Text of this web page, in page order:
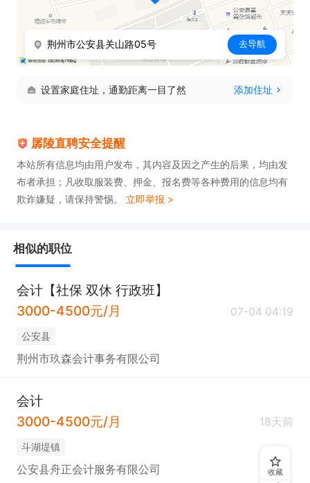
荆州市公安县关山路05号 去导航
设置家庭住址，通勤距离一目了然 添加住址
孱陵直聘安全提醒
本站所有信息均由用户发布，其内容及因之产生的后果，均由发
布者承担；凡收取服装费、押金、报名费等各种费用的信息均有
欺诈嫌疑，请保持警惕。 立即举报 >
相似的职位
会计【社保 双休 行政班】
3000-4500元/月
07-04 04:19
公安县
荆州市玖森会计事务有限公司
会计
3000-4500元/月
18天前
斗湖堤镇
公安县舟正会计服务有限公司 收藏